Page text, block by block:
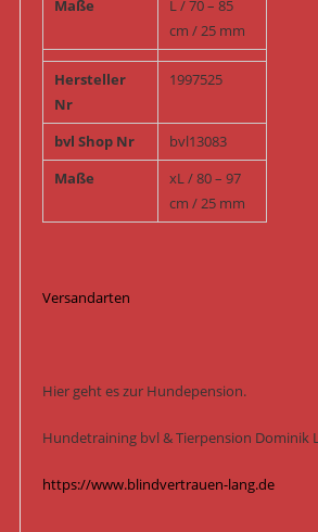
Maße
L / 70 – 85
cm / 25 mm
Hersteller
Nr
1997525
bvl Shop Nr
bvl13083
Maße
xL / 80 – 97
cm / 25 mm
Versandarten
Hier geht es zur Hundepension.
Hundetraining bvl & Tierpension Dominik
https://www.blindvertrauen-lang.de